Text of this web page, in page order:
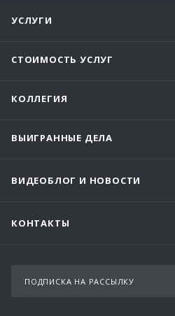
УСЛУГИ
СТОИМОСТЬ УСЛУГ
КОЛЛЕГИЯ
ВЫИГРАННЫЕ ДЕЛА
ВИДЕОБЛОГ И НОВОСТИ
КОНТАКТЫ
ПОДПИСКА НА РАССЫЛКУ